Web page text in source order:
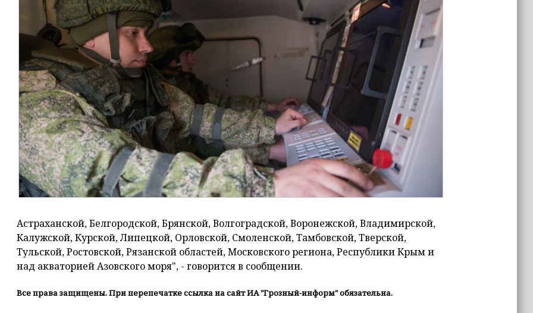
Астраханской, Белгородской, Брянской, Волгоградской, Воронежской, Владимирской,
Калужской, Курской, Липецкой, Орловской, Смоленской, Тамбовской, Тверской,
Тульской, Ростовской, Рязанской областей, Московского региона, Республики Крым и
над акваторией Азовского моря", - говорится в сообщении.
Все права защищены. При перепечатке ссылка на сайт ИА "Грозный-информ" обязательна.